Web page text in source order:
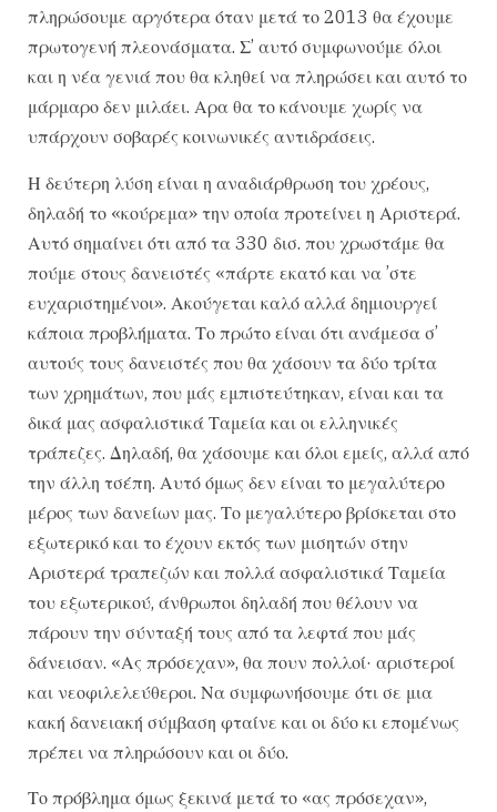
πληρώσουμε αργότερα όταν μετά το 2013 θα έχουμε
πρωτογενή πλεονάσματα. Σ’ αυτό συμφωνούμε όλοι
και η νέα γενιά που θα κληθεί να πληρώσει και αυτό το
μάρμαρο δεν μιλάει. Αρα θα το κάνουμε χωρίς να
υπάρχουν σοβαρές κοινωνικές αντιδράσεις.
Η δεύτερη λύση είναι η αναδιάρθρωση του χρέους,
δηλαδή το «κούρεμα» την οποία προτείνει η Αριστερά.
Αυτό σημαίνει ότι από τα 330 δισ. που χρωστάμε θα
πούμε στους δανειστές «πάρτε εκατό και να ’στε
ευχαριστημένοι». Ακούγεται καλό αλλά δημιουργεί
κάποια προβλήματα. Το πρώτο είναι ότι ανάμεσα σ’
αυτούς τους δανειστές που θα χάσουν τα δύο τρίτα
των χρημάτων, που μάς εμπιστεύτηκαν, είναι και τα
δικά μας ασφαλιστικά Ταμεία και οι ελληνικές
τράπεζες. Δηλαδή, θα χάσουμε και όλοι εμείς, αλλά από
την άλλη τσέπη. Αυτό όμως δεν είναι το μεγαλύτερο
μέρος των δανείων μας. Το μεγαλύτερο βρίσκεται στο
εξωτερικό και το έχουν εκτός των μισητών στην
Αριστερά τραπεζών και πολλά ασφαλιστικά Ταμεία
του εξωτερικού, άνθρωποι δηλαδή που θέλουν να
πάρουν την σύνταξή τους από τα λεφτά που μάς
δάνεισαν. «Ας πρόσεχαν», θα πουν πολλοί· αριστεροί
και νεοφιλελεύθεροι. Να συμφωνήσουμε ότι σε μια
κακή δανειακή σύμβαση φταίνε και οι δύο κι επομένως
πρέπει να πληρώσουν και οι δύο.
Το πρόβλημα όμως ξεκινά μετά το «ας πρόσεχαν»,